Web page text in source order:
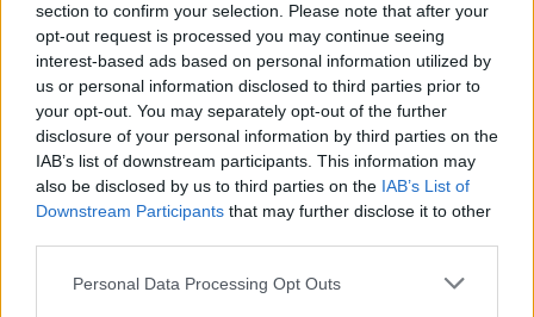
section to confirm your selection. Please note that after your
opt-out request is processed you may continue seeing
interest-based ads based on personal information utilized by
us or personal information disclosed to third parties prior to
your opt-out. You may separately opt-out of the further
disclosure of your personal information by third parties on the
IAB’s list of downstream participants. This information may
also be disclosed by us to third parties on the IAB’s List of
Downstream Participants that may further disclose it to other
Please note that this website/app uses one or more Google
Personal Data Processing Opt Outs